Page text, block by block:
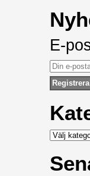
E-
Kategorier